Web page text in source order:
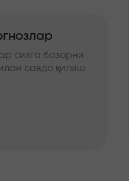
сизга бозорни
савдо қилиш